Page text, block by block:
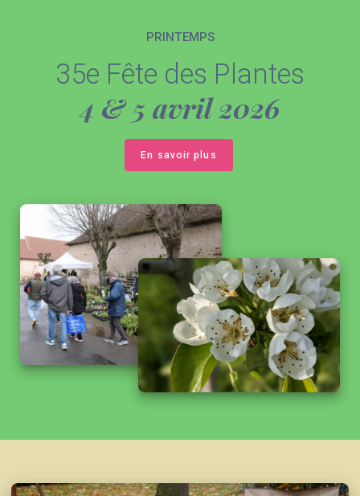
PRINTEMPS
35e Fête des Plantes
4 & 5 avril 2026
En savoir plus